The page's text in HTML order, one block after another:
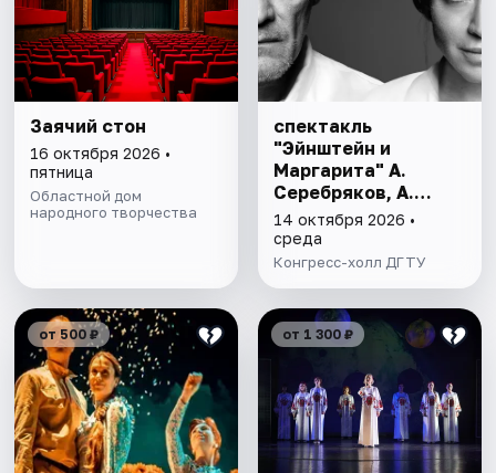
Заячий стон
16 октября 2026 •
пятница
Областной дом
народного творчества
спектакль
"Эйнштейн и
Маргарита" А.
Серебряков, А.
Хмельницкая
14 октября 2026 •
среда
Конгресс-холл ДГТУ
от 500 ₽ от 1 300 ₽